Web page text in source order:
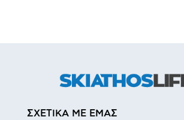
ΣΧΕΤΙΚΑ ΜΕ ΕΜΑΣ